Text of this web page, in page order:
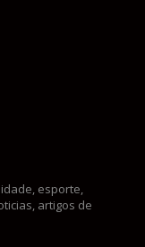
esporte,
artigos de